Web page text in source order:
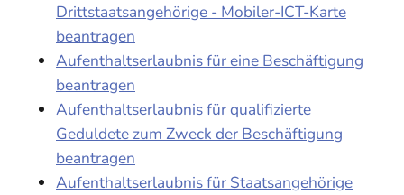
Drittstaatsangehörige - Mobiler-ICT-Karte
beantragen
Aufenthaltserlaubnis für eine Beschäftigung
beantragen
Aufenthaltserlaubnis für qualifizierte
Geduldete zum Zweck der Beschäftigung
beantragen
Aufenthaltserlaubnis für Staatsangehörige